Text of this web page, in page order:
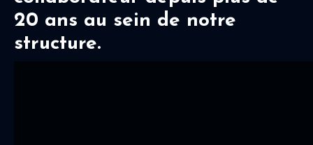
20 ans au sein de notre
structure.